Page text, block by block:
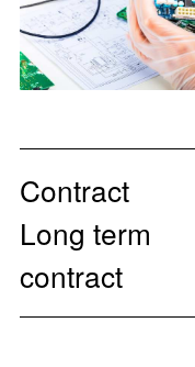
Contract
Long term
contract